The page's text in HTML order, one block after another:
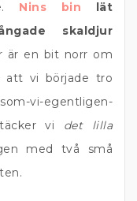
Nins bin lät
skaldjur
är en bit norr om
att vi började tro
vi-egentligen-
vi det lilla
med två små